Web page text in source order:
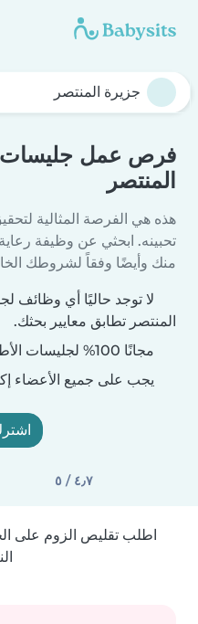
فرص عمل جليسات
المنتصر
هذه هي الفرصة المثالية
تحبينه. ابحثي عن وظيفة
منك وأيضًا وفقاً لشروطك
لا توجد حاليًا أي وظائف
المنتصر تطابق معايير بحثك.
مجانًا 100% لجليسات الأطفال
يجب على جميع الأعضاء
٤٫٧ / ٥
اطلب تقليص الزوم على